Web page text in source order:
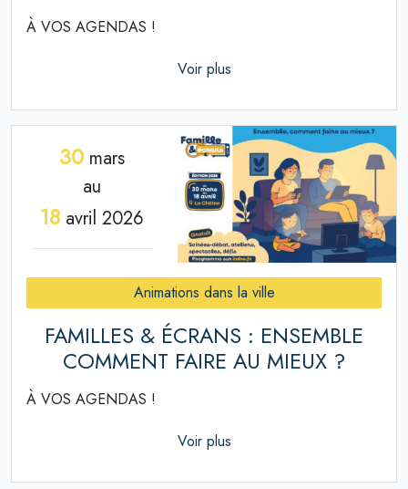
À VOS AGENDAS !
Voir plus
30mars
au
18avril 2026
Animations dans la ville
FAMILLES & ÉCRANS : ENSEMBLE
COMMENT FAIRE AU MIEUX ?
À VOS AGENDAS !
Voir plus